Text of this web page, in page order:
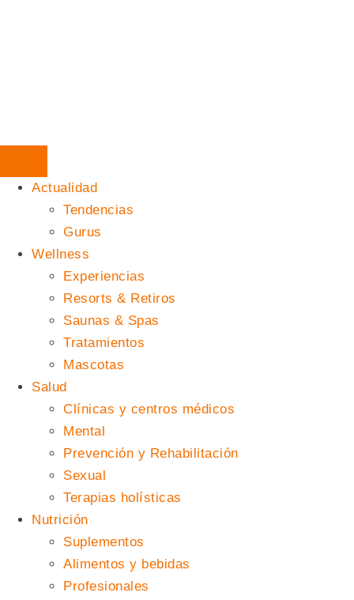
Actualidad
Tendencias
Gurus
Wellness
Experiencias
Resorts & Retiros
Saunas & Spas
Tratamientos
Mascotas
Salud
Clínicas y centros médicos
Mental
Prevención y Rehabilitación
Sexual
Terapias holísticas
Nutrición
Suplementos
Alimentos y bebidas
Profesionales